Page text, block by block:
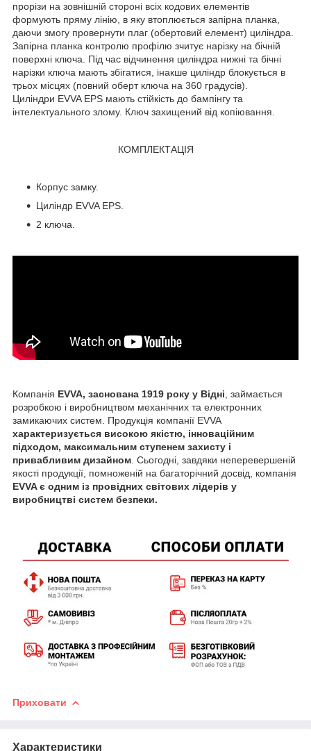
прорізи на зовнішній стороні всіх кодових елементів
формують пряму лінію, в яку втоплюється запірна планка,
даючи змогу провернути плаг (обертовий елемент) циліндра.
Запірна планка контролю профілю зчитує нарізку на бічній
поверхні ключа. Під час відчинення циліндра нижні та бічні
нарізки ключа мають збігатися, інакше циліндр блокується в
трьох місцях (повний оберт ключа на 360 градусів).
Циліндри EVVA EPS мають стійкість до бампінгу та
інтелектуального злому. Ключ захищений від копіювання.
КОМПЛЕКТАЦІЯ
Корпус замку.
Циліндр EVVA EPS.
2 ключа.
Компанія EVVA, заснована 1919 року у Відні, займається
розробкою і виробництвом механічних та електронних
замикаючих систем. Продукція компанії EVVA
характеризується високою якістю, інноваційним
підходом, максимальним ступенем захисту і
привабливим дизайном. Сьогодні, завдяки неперевершеній
якості продукції, помноженій на багаторічний досвід, компанія
EVVA є одним із провідних світових лідерів у
виробництві систем безпеки.
Приховати
Характеристики